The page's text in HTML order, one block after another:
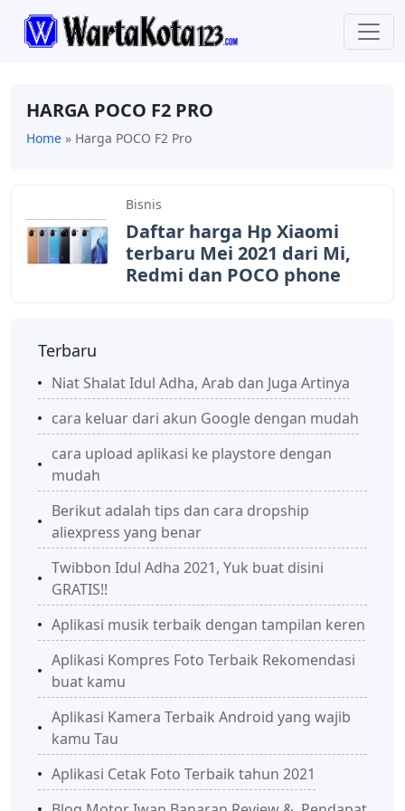
HARGA POCO F2 PRO
Home » Harga POCO F2 Pro
Bisnis
Daftar harga Hp Xiaomi
terbaru Mei 2021 dari Mi,
Redmi dan POCO phone
Terbaru
Niat Shalat Idul Adha, Arab dan Juga Artinya
cara keluar dari akun Google dengan mudah
cara upload aplikasi ke playstore dengan
mudah
Berikut adalah tips dan cara dropship
aliexpress yang benar
Twibbon Idul Adha 2021, Yuk buat disini
GRATIS!!
Aplikasi musik terbaik dengan tampilan keren
Aplikasi Kompres Foto Terbaik Rekomendasi
buat kamu
Aplikasi Kamera Terbaik Android yang wajib
kamu Tau
Aplikasi Cetak Foto Terbaik tahun 2021